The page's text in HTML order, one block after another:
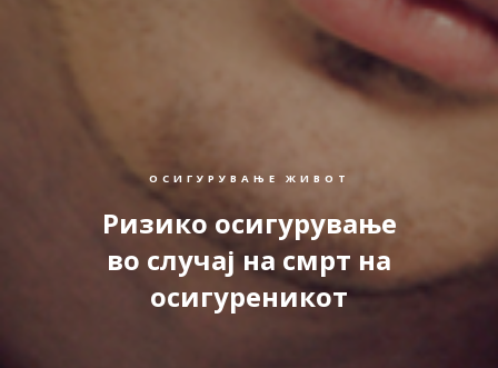
ОСИГУРУВАЊЕ ЖИВОТ
Ризико осигурување
во случај на смрт на
осигуреникот